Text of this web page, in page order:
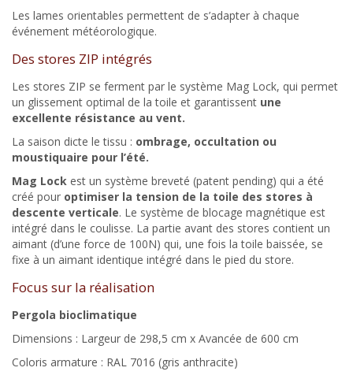
Les lames orientables permettent de s’adapter à chaque
événement météorologique.
Des stores ZIP intégrés
Les stores ZIP se ferment par le système Mag Lock, qui permet
un glissement optimal de la toile et garantissent une
excellente résistance au vent.
La saison dicte le tissu : ombrage, occultation ou
moustiquaire pour l’été.
Mag Lock est un système breveté (patent pending) qui a été
créé pour optimiser la tension de la toile des stores à
descente verticale. Le système de blocage magnétique est
intégré dans le coulisse. La partie avant des stores contient un
aimant (d’une force de 100N) qui, une fois la toile baissée, se
fixe à un aimant identique intégré dans le pied du store.
Focus sur la réalisation
Pergola bioclimatique
Dimensions : Largeur de 298,5 cm x Avancée de 600 cm
Coloris armature : RAL 7016 (gris anthracite)